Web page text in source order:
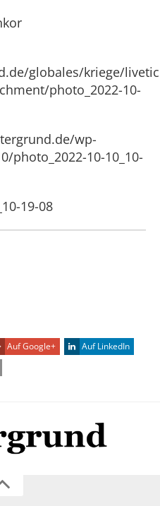
globales/kriege/
photo_2022-10-
wp-
photo_2022-10-10_10-
19-08
Auf Google+
Auf LinkedIn